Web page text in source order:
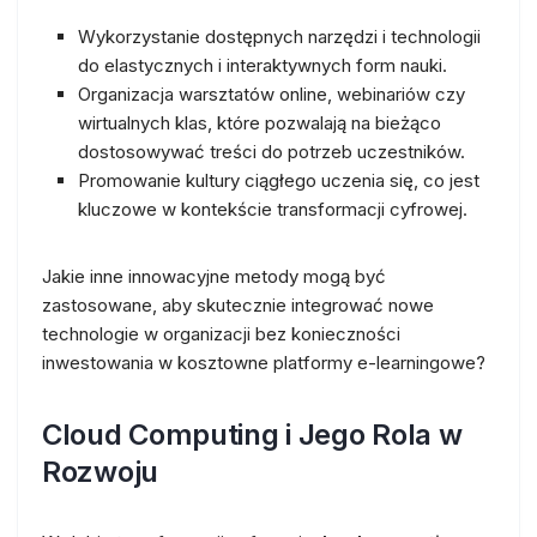
Wykorzystanie dostępnych narzędzi i technologii
do elastycznych i interaktywnych form nauki.
Organizacja warsztatów online, webinariów czy
wirtualnych klas, które pozwalają na bieżąco
dostosowywać treści do potrzeb uczestników.
Promowanie kultury ciągłego uczenia się, co jest
kluczowe w kontekście transformacji cyfrowej.
Jakie inne innowacyjne metody mogą być
zastosowane, aby skutecznie integrować nowe
technologie w organizacji bez konieczności
inwestowania w kosztowne platformy e-learningowe?
Cloud Computing i Jego Rola w
Rozwoju